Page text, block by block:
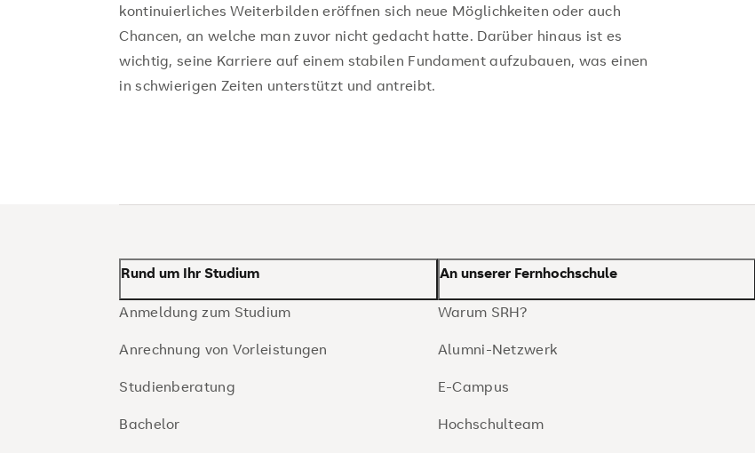
kontinuierliches Weiterbilden eröffnen sich neue Möglichkeiten oder auch
Chancen, an welche man zuvor nicht gedacht hatte. Darüber hinaus ist es
wichtig, seine Karriere auf einem stabilen Fundament aufzubauen, was einen
in schwierigen Zeiten unterstützt und antreibt.
Rund um Ihr Studium
Anmeldung zum Studium
Anrechnung von Vorleistungen
Studienberatung
Bachelor
An unserer Fernhochschule
Warum SRH?
Alumni-Netzwerk
E-Campus
Hochschulteam